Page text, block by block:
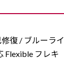
復 / ブルーライ
Flexible フレキ